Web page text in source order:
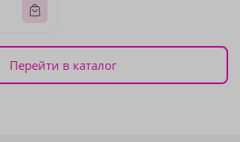
Перейти в каталог